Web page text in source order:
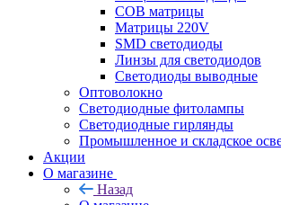
COB матрицы
Матрицы 220V
SMD светодиоды
Линзы для светодиодов
Светодиоды выводные
Оптоволокно
Светодиодные фитолампы
Светодиодные гирлянды
Промышленное и складское
Акции
О магазине
Назад